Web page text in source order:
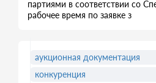
партиями в соответствии со
рабочее время по заявке з
аукционная документация
конкуренция